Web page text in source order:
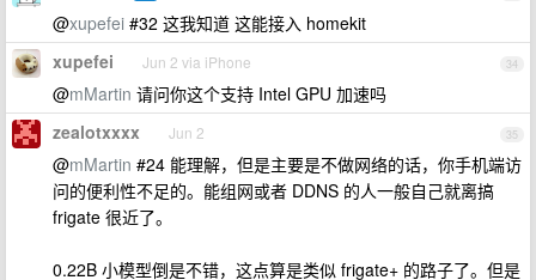
@xupefei #32 这我知道 这能接入 homekit
34
xupefei Jun 2 via iPhone
@mMartin 请问你这个支持 Intel GPU 加速吗
35
zealotxxxx Jun 2
@mMartin #24 能理解，但是主要是不做网络的话，你手机端访
问的便利性不足的。能组网或者 DDNS 的人一般自己就离搞
frigate 很近了。
0.22B 小模型倒是不错，这点算是类似 frigate+ 的路子了。但是